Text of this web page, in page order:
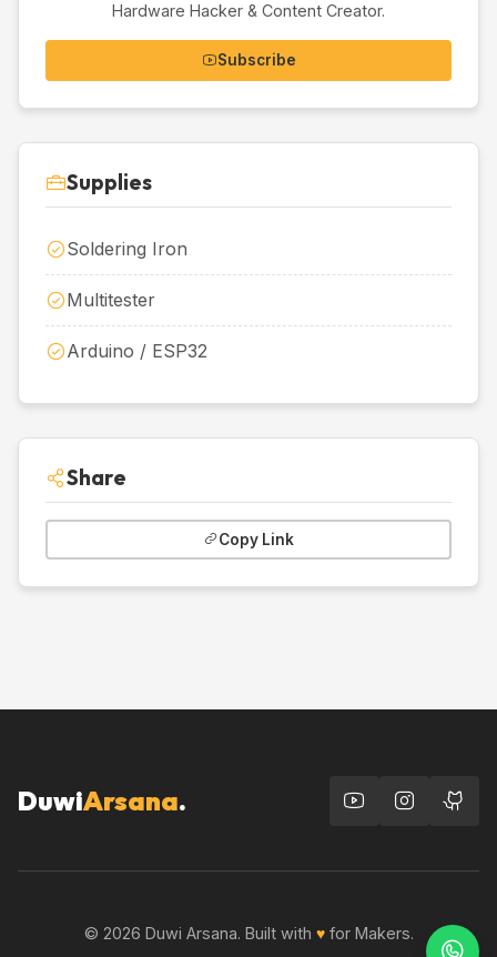
Hardware Hacker & Content Creator.
Subscribe
Supplies
Soldering Iron
Multitester
Arduino / ESP32
Share
Copy Link
DuwiArsana.
© 2026 Duwi Arsana. Built with ♥for Makers.